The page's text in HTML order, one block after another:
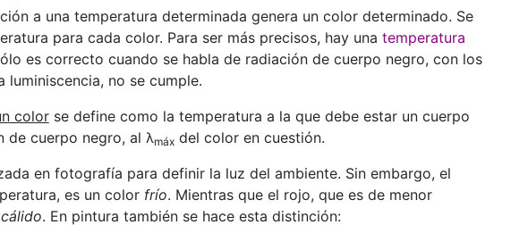
a una temperatura determinada genera un color determinado. Se
para cada color. Para ser más precisos, hay una temperatura
es correcto cuando se habla de radiación de cuerpo negro, con los
no se cumple.
colorse define como la temperatura a la que debe estar un cuerpo
de cuerpo negro, al λmáxdel color en cuestión.
en fotografía para definir la luz del ambiente. Sin embargo, el
es un color frío. Mientras que el rojo, que es de menor
cálido. En pintura también se hace esta distinción: